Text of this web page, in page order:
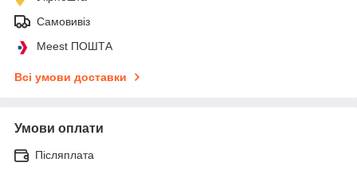
Самовивіз
Meest ПОШТА
Всі умови доставки
Умови оплати
Післяплата